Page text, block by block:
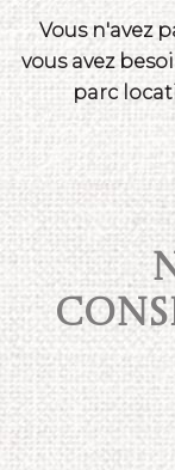
Vous n'avez
vous avez
parc